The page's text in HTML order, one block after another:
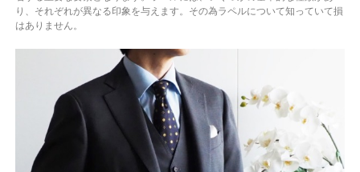
り、それぞれが異なる印象を与えます。その為ラペルについて知っていて損
はありません。